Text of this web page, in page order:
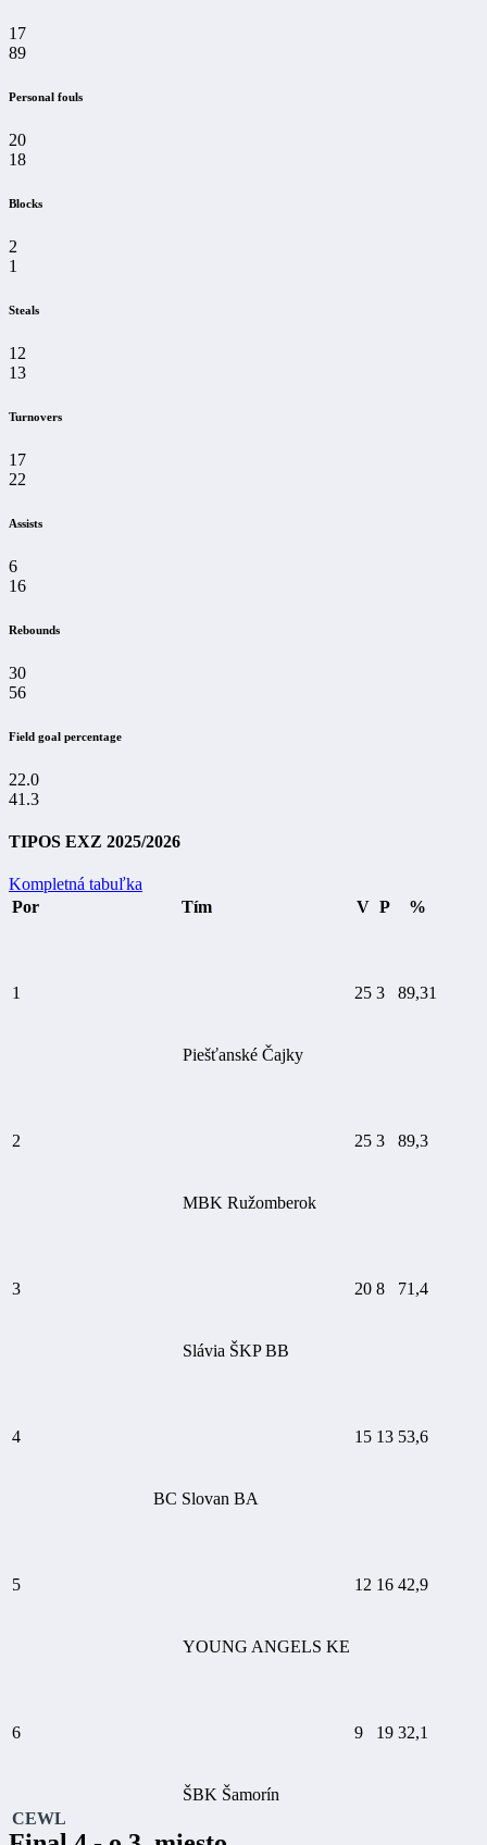
17
89
Personal fouls
20
18
Blocks
2
1
Steals
12
13
Turnovers
17
22
Assists
6
16
Rebounds
30
56
Field goal percentage
22.0
41.3
TIPOS EXZ 2025/2026
Kompletná tabuľka
Por
Tím V P %
1
Piešťanské Čajky
25 3 89,31
2
MBK Ružomberok
25 3 89,3
3
Slávia ŠKP BB
20 8 71,4
4
BC Slovan BA
15 13 53,6
5
YOUNG ANGELS KE
12 16 42,9
6
ŠBK Šamorín
9 19 32,1
CEWL